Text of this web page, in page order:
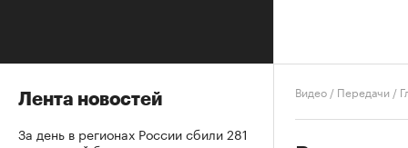
Видео / Передачи /
Лента новостей
За день в регионах России сбили 281